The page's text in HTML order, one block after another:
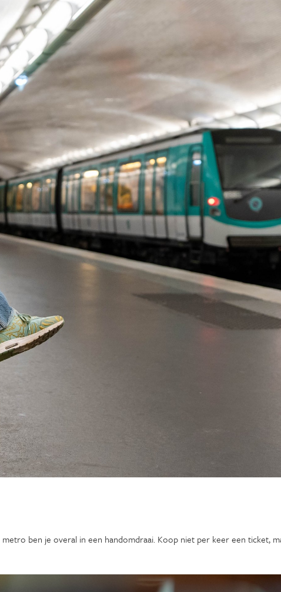
ben je overal in een handomdraai. Koop niet per keer een ticket,